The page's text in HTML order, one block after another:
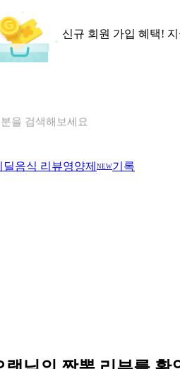
신규 회원 가입 혜택!
식 검색해보세요
딜음식 리뷰영양제 NEW기록